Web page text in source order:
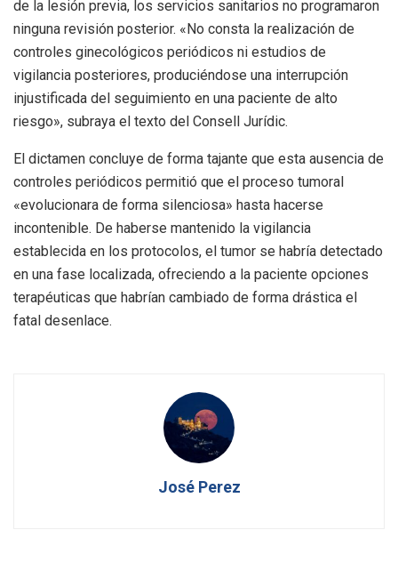
de la lesión previa, los servicios sanitarios no programaron
ninguna revisión posterior. «No consta la realización de
controles ginecológicos periódicos ni estudios de
vigilancia posteriores, produciéndose una interrupción
injustificada del seguimiento en una paciente de alto
riesgo», subraya el texto del Consell Jurídic.
El dictamen concluye de forma tajante que esta ausencia de
controles periódicos permitió que el proceso tumoral
«evolucionara de forma silenciosa» hasta hacerse
incontenible. De haberse mantenido la vigilancia
establecida en los protocolos, el tumor se habría detectado
en una fase localizada, ofreciendo a la paciente opciones
terapéuticas que habrían cambiado de forma drástica el
fatal desenlace.
José Perez